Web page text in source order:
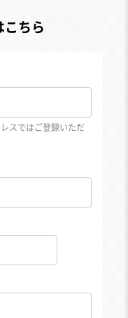
こちら
スではご登録いただ